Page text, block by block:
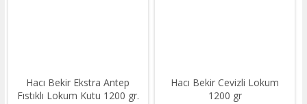
Hacı Bekir Ekstra Antep
Fıstıklı Lokum Kutu 1200 gr.
Hacı Bekir Cevizli Lokum
1200 gr